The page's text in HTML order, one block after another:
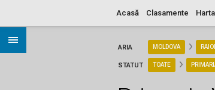
Acasă Clasamente Harta
ARIA
STATUT
MOLDOVA
TOATE